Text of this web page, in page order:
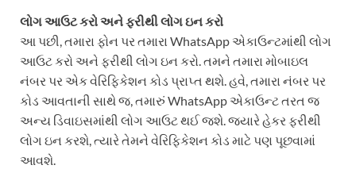
લોગ આઉટ કરો અને ફરીથી લોગ ઇન કરો
આ પછી, તમારા ફોન પર તમારા WhatsApp એકાઉન્ટમાંથી લોગ
આઉટ કરો અને ફરીથી લોગ ઇન કરો. તમને તમારા મોબાઇલ
નંબર પર એક વેરિફિકેશન કોડ પ્રાપ્ત થશે. હવે, તમારા નંબર પર
કોડ આવતાની સાથે જ, તમારું WhatsApp એકાઉન્ટ તરત જ
અન્ય ડિવાઇસમાંથી લોગ આઉટ થઈ જશે. જ્યારે હેકર ફરીથી
લોગ ઇન કરશે, ત્યારે તેમને વેરિફિકેશન કોડ માટે પણ પૂછવામાં
આવશે.